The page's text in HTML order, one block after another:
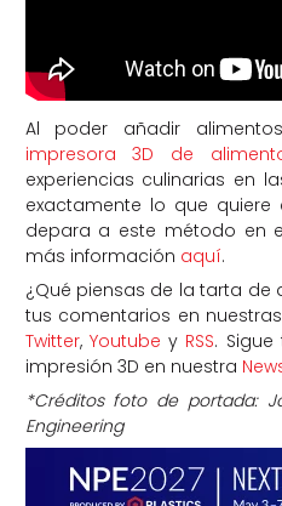
Al poder añadir
impresora 3D de
experiencias culinarias en
exactamente lo que
depara a este método en
más información aquí.
¿Qué piensas de la tarta de
tus comentarios en
Twitter, Youtube y RSS.
impresión 3D en nuestra
*Créditos foto de portada:
Engineering